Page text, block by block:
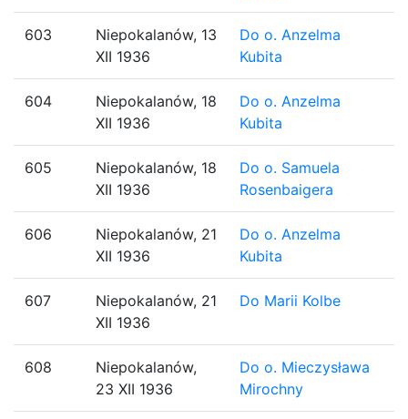
603
Niepokalanów, 13
XII 1936
Do o. Anzelma
Kubita
604
Niepokalanów, 18
XII 1936
Do o. Anzelma
Kubita
605
Niepokalanów, 18
XII 1936
Do o. Samuela
Rosenbaigera
606
Niepokalanów, 21
XII 1936
Do o. Anzelma
Kubita
607
Niepokalanów, 21
XII 1936
Do Marii Kolbe
608
Niepokalanów,
23 XII 1936
Do o. Mieczysława
Mirochny